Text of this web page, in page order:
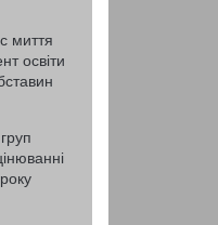
миття
освіти